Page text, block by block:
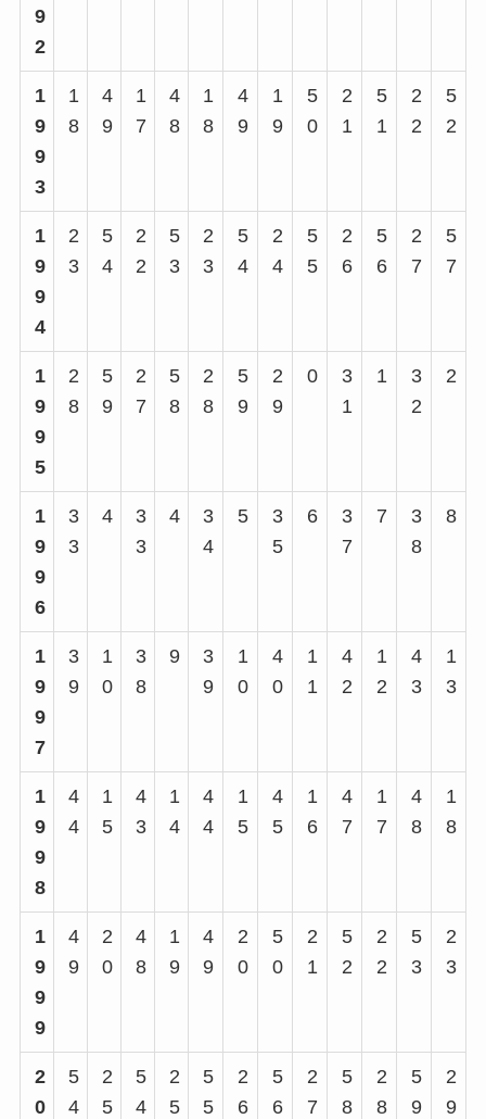
9
2
1
9
9
3
1
8
4
9
1
7
4
8
1
8
4
9
1
9
5
0
2
1
5
1
2
2
5
2
1
9
9
4
2
3
5
4
2
2
5
3
2
3
5
4
2
4
5
5
2
6
5
6
2
7
5
7
1
9
9
5
2
8
5
9
2
7
5
8
2
8
5
9
2
9
0
3
1
1
3
2
2
1
9
9
6
3
3
4
3
3
4
3
4
5
3
5
6
3
7
7
3
8
8
1
9
9
7
3
9
1
0
3
8
9
3
9
1
0
4
0
1
1
4
2
1
2
4
3
1
3
1
9
9
8
4
4
1
5
4
3
1
4
4
4
1
5
4
5
1
6
4
7
1
7
4
8
1
8
1
9
9
9
4
9
2
0
4
8
1
9
4
9
2
0
5
0
2
1
5
2
2
2
5
3
2
3
2
0
5
4
2
5
5
4
2
5
5
5
2
6
5
6
2
7
5
8
2
8
5
9
2
9